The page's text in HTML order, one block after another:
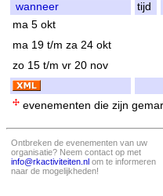
wanneer tijd
ma 5 okt
ma 19 t/m za 24 okt
zo 15 t/m vr 20 nov
evenementen die zijn
Ontbreken de evenementen van uw
organisatie? Neem contact op met
info@rkactiviteiten.nl om te informeren
naar de mogelijkheden!